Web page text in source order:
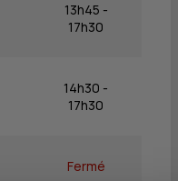
13h45 -
17h30
14h30 -
17h30
Fermé